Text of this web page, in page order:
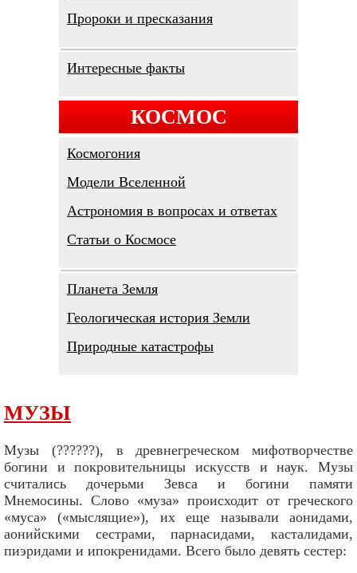
Пророки и пресказания
Интересные факты
КОСМОС
Космогония
Модели Вселенной
Астрономия в вопросах и ответах
Cтатьи о Космосе
Планета Земля
Геологическая история Земли
Природные катастрофы
МУЗЫ
Музы (??????), в древнегреческом мифотворчестве
богини и покровительницы искусств и наук. Музы
считались дочерьми Зевса и богини памяти
Мнемосины. Слово «муза» происходит от греческого
«муса» («мыслящие»), их еще называли аонидами,
аонийскими сестрами, парнасидами, касталидами,
пиэридами и ипокренидами. Всего было девять сестер: